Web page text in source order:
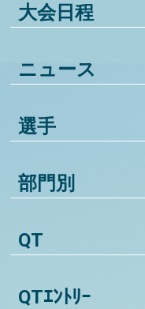
大会日程
ニュース
選手
部門別
QT
QTｴﾝﾄﾘｰ